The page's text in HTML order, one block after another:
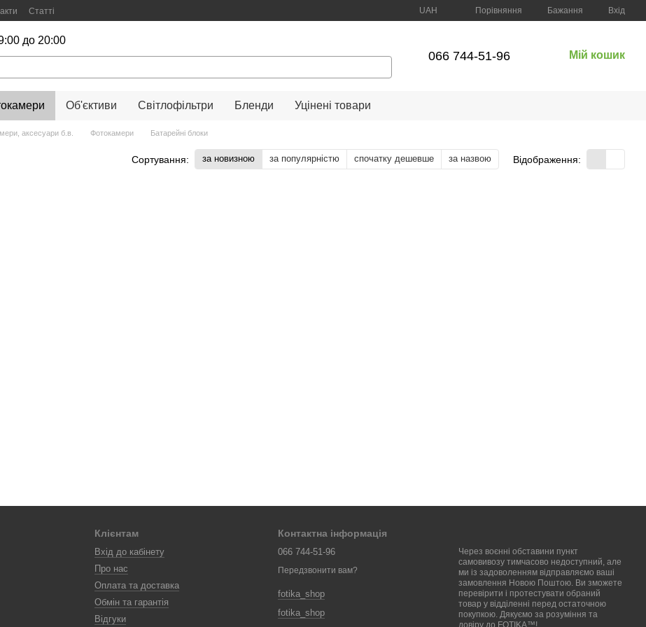
Статті UAH Порівняння Бажання Вхід
до 20:00
066 744-51-96 Мій кошик
Об'єктиви Світлофільтри Бленди Уцінені товари
аксесуари б.в. Фотокамери Батарейні блоки
Сортування: за новизною за популярністю спочатку дешевше за назвою Відображення:
Клієнтам
Вхід до кабінету
Про нас
Оплата та доставка
Обмін та гарантія
Відгуки
Контактна інформація
066 744-51-96
Передзвонити вам?
fotika_shop
fotika_shop
Через воєнні обставини пункт
самовивозу тимчасово недоступний, але
ми із задоволенням відправляємо ваші
замовлення Новою Поштою. Ви зможете
перевірити і протестувати обраний
товар у відділенні перед остаточною
покупкою. Дякуємо за розуміння та
довіру до FOTIKA™!